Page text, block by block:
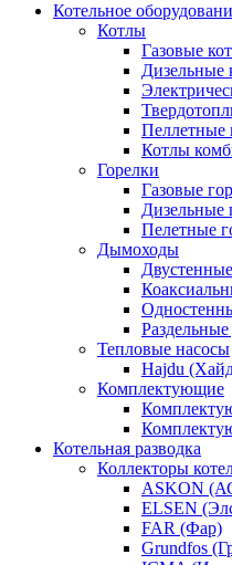
Котельное
Котлы
Газовые
Дизельные
Пеллетные
Котлы
Горелки
Газовые
Дизельные
Пелетные
Дымоходы
Тепловые насосы
Hajdu
Комплектующие
Котельная разводка
Коллекторы
ASKON
ELSEN
FAR (Фар)
Grundfos